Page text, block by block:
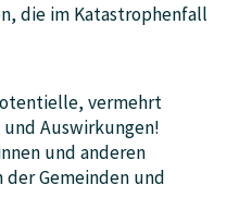
die im Katastrophenfall
vermehrt
Auswirkungen!
und anderen
Gemeinden und